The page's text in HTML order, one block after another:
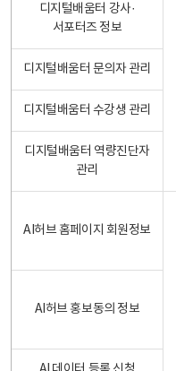
디지털배움터 강사·
서포터즈 정보
디지털배움터 문의자 관리
디지털배움터 수강생 관리
디지털배움터 역량진단자
관리
AI허브 홈페이지 회원정보
AI허브 홍보동의 정보